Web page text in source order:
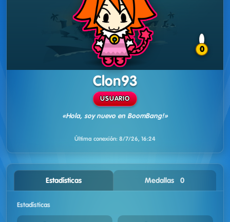
0
Clon93
USUARIO
«Hola, soy nuevo en BoomBang!»
Última conexión: 8/7/26, 16:24
Estadísticas Medallas · 0
Estadísticas